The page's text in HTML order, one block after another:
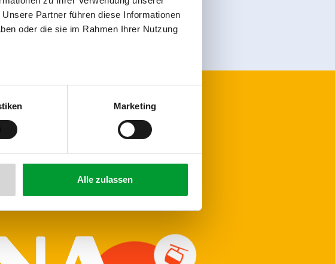
Partner führen diese Informationen
oder die sie im Rahmen Ihrer Nutzung
Marketing
Alle zulassen